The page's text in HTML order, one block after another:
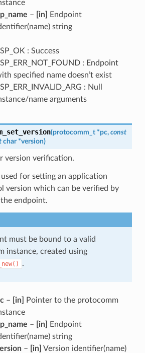
– [in]
Endpoint
string
: Success
: Endpoint
specified name doesn’t exist
: Null
name arguments
(protocomm_t *pc, const
char *version)
version verification.
used for setting an application
version which can be verified by
endpoint.
must be bound to a valid
instance, created using
.
– [in]
Pointer to the protocomm
– [in]
Endpoint
string
– [in] Version identifier(name)